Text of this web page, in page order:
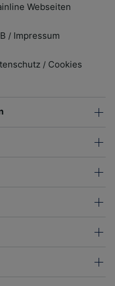
Webseiten
/ Impressum
/ Cookies